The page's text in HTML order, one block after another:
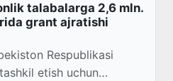
talabalarga 2,6 mln.
grant ajratishi
Respublikasi
etish uchun